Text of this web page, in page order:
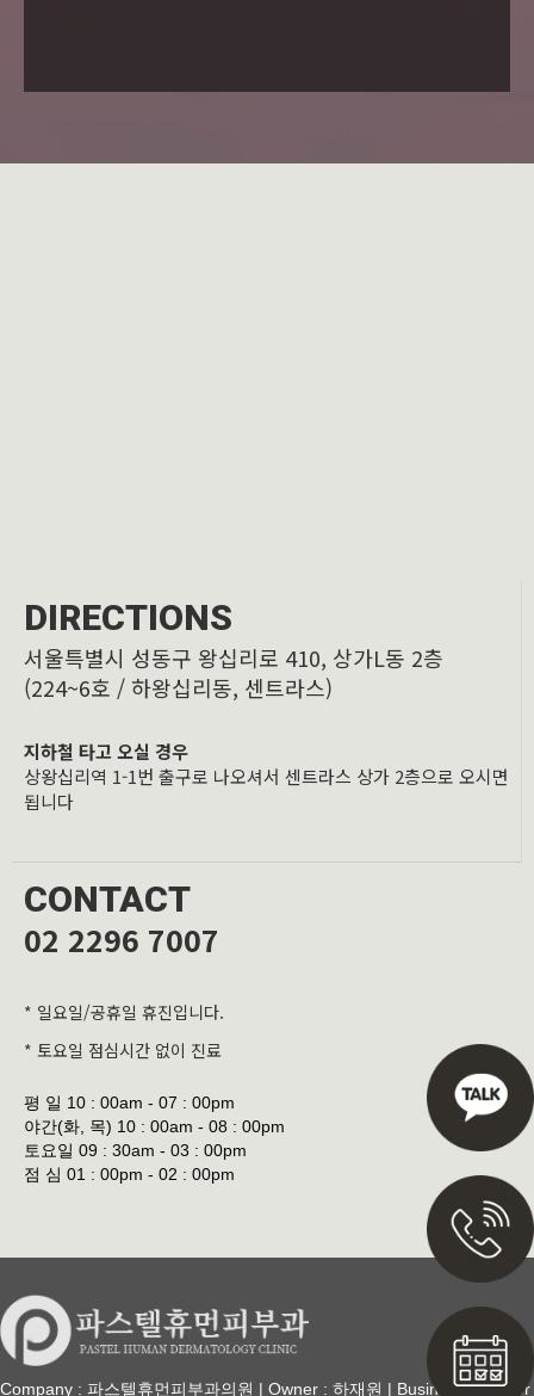
DIRECTIONS
서울특별시 성동구 왕십리로 410, 상가L동 2층
(224~6호 / 하왕십리동, 센트라스)
지하철 타고 오실 경우
상왕십리역 1-1번 출구로 나오셔서 센트라스 상가 2층으로 오시면
됩니다
CONTACT
02 2296 7007
* 일요일/공휴일 휴진입니다.
* 토요일 점심시간 없이 진료
평 일 10 : 00am - 07 : 00pm
야간(화, 목) 10 : 00am - 08 : 00pm
토요일 09 : 30am - 03 : 00pm
점 심 01 : 00pm - 02 : 00pm
Company : 파스텔휴먼피부과의원 | Owner : 하재원 | Business Number